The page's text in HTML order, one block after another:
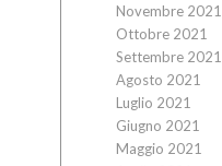
Novembre 2021
Ottobre 2021
Settembre 2021
Agosto 2021
Luglio 2021
Giugno 2021
Maggio 2021